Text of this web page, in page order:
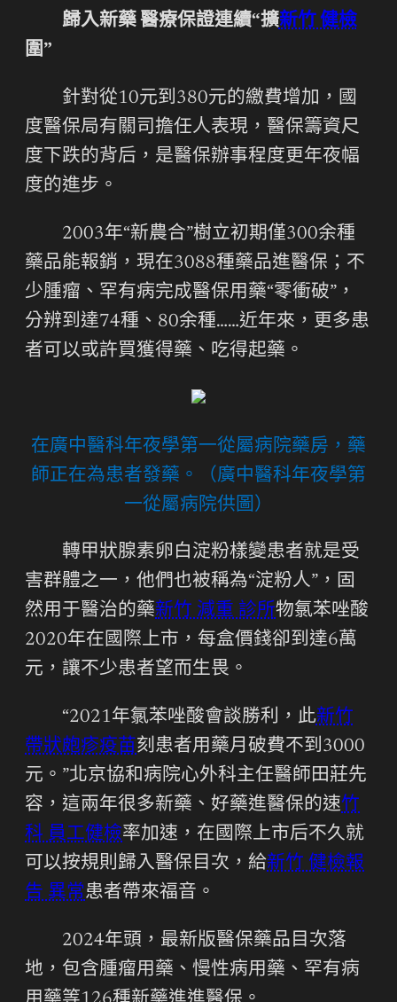
歸入新藥 醫療保證連續“擴新竹 健檢
圍”
針對從10元到380元的繳費增加，國
度醫保局有關司擔任人表現，醫保籌資尺
度下跌的背后，是醫保辦事程度更年夜幅
度的進步。
2003年“新農合”樹立初期僅300余種
藥品能報銷，現在3088種藥品進醫保；不
少腫瘤、罕有病完成醫保用藥“零衝破”，
分辨到達74種、80余種……近年來，更多患
者可以或許買獲得藥、吃得起藥。
在廣中醫科年夜學第一從屬病院藥房，藥
師正在為患者發藥。（廣中醫科年夜學第
一從屬病院供圖）
轉甲狀腺素卵白淀粉樣變患者就是受
害群體之一，他們也被稱為“淀粉人”，固
然用于醫治的藥新竹 減重 診所物氯苯唑酸
2020年在國際上市，每盒價錢卻到達6萬
元，讓不少患者望而生畏。
“2021年氯苯唑酸會談勝利，此新竹
帶狀皰疹疫苗刻患者用藥月破費不到3000
元。”北京協和病院心外科主任醫師田莊先
容，這兩年很多新藥、好藥進醫保的速竹
科 員工健檢率加速，在國際上市后不久就
可以按規則歸入醫保目次，給新竹 健檢報
告 異常患者帶來福音。
2024年頭，最新版醫保藥品目次落
地，包含腫瘤用藥、慢性病用藥、罕有病